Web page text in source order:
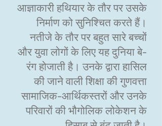
आज्ञाकारी हथियार के तौर पर उसके
निर्माण को सुनिश्चित करते हैं।
नतीजे के तौर पर बहुत सारे बच्चों
और युवा लोगों के लिए यह दुनिया बे-
रंग होजाती है। उनके द्वारा हासिल
की जाने वाली शिक्षा की गुणवत्ता
सामाजिक-आर्थिकस्तरों और उनके
परिवारों की भौगोलिक लोकेशन के